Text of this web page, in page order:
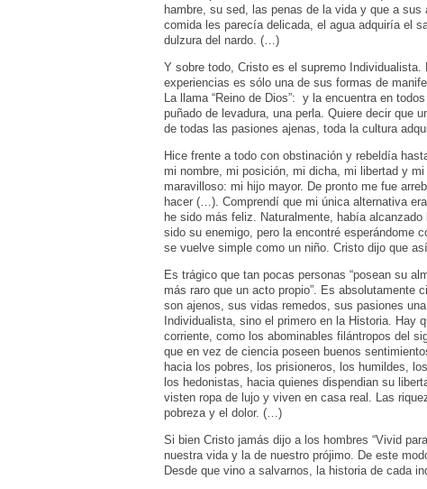
hambre, su sed, las penas de la vida y que a
comida les parecía delicada, el agua adquiría el
dulzura del nardo. (…)
Y sobre todo, Cristo es el supremo
experiencias es sólo una de sus formas de
La llama “Reino de Dios”: y la encuentra en
puñado de levadura, una perla. Quiere decir que
de todas las pasiones ajenas, toda la cultura
Hice frente a todo con obstinación y rebeldía
mi nombre, mi posición, mi dicha, mi libertad y
maravilloso: mi hijo mayor. De pronto me fue
hacer (…). Comprendí que mi única alternativa
he sido más feliz. Naturalmente, había
sido su enemigo, pero la encontré esperándome
se vuelve simple como un niño. Cristo dijo que
Es trágico que tan pocas personas “posean su
más raro que un acto propio”. Es absolutamente
son ajenos, sus vidas remedos, sus pasiones
Individualista, sino el primero en la Historia. Hay
corriente, como los abominables filántropos del
que en vez de ciencia poseen buenos
hacia los pobres, los prisioneros, los humildes,
los hedonistas, hacia quienes dispendian su
visten ropa de lujo y viven en casa real. Las
pobreza y el dolor. (…)
Si bien Cristo jamás dijo a los hombres “Vivid
nuestra vida y la de nuestro prójimo. De este
Desde que vino a salvarnos, la historia de cada